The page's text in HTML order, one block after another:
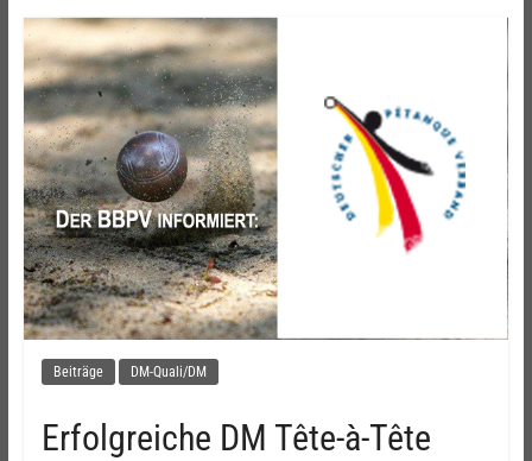
Beiträge DM-Quali/DM
Erfolgreiche DM Tête-à-Tête